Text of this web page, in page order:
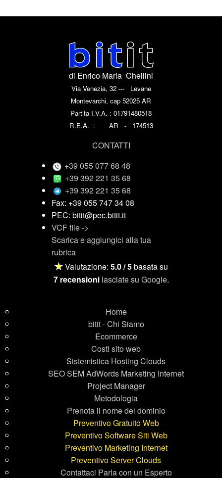
di Enrico Maria Chellini
Via Venezia, 32 --- Levane
Montevarchi, cap 52025 AR
Partita I.V.A. : 01791480518
R.E.A. : AR - 174513
CONTATTI
+39 055 077 68 48
+39 392 221 35 68
+39 392 221 35 68
Fax: +39 055 747 34 08
PEC: bitit@pec.bitit.it
VCF file ->
Scarica e aggiungici alla tua
rubrica
★Valutazione: 5.0 / 5basata su
7 recensioni lasciate su Google.
Home
bitit - Chi Siamo
Ecommerce
Costi sito web
Sistemistica Hosting Clouds
SEO SEM AdWords Marketing Internet
Project Manager
Metodologia
Prenota il nome del dominio
Preventivo Gratuito Web
Preventivo Software Siti Web
Preventivo Marketing Internet
Preventivo Server Clouds
Contattaci Parla con un Esperto